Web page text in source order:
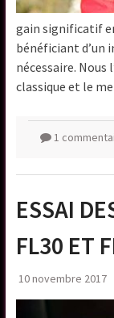
gain significatif
bénéficiant d’un
nécessaire. Nous
classique et le
1
ESSAI
FL30 ET
10 novembre 2017